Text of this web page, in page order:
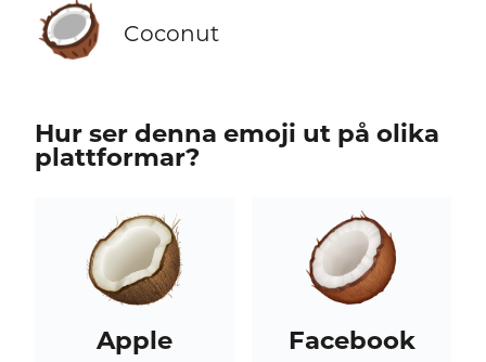
🥥 Coconut
Hur ser denna emoji ut på olika
plattformar?
Apple Facebook